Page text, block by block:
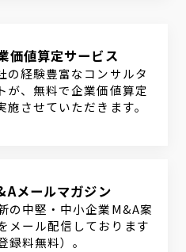
価値算定サービス
の経験豊富なコンサルタ
が、無料で企業価値算定
施させていただきます。
メールマガジン
の中堅・中小企業M&A案
メール配信しております
録料無料）。